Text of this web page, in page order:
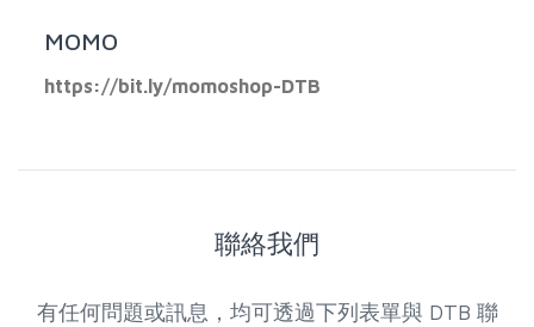
MOMO
https://bit.ly/momoshop-DTB
聯絡我們
有任何問題或訊息，均可透過下列表單與 DTB 聯